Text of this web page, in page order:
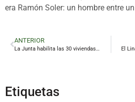
era Ramón Soler: un hombre entre
ANTERIOR
La Junta habilita las 30 viviendas para personas con discapacidad del complejo Puerta Andalucía
Etiquetas